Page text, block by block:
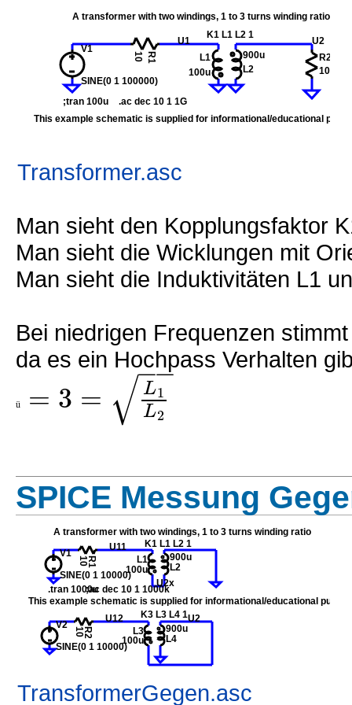
Transformer.asc
Man sieht den Kopplungsfaktor
Man sieht die Wicklungen mit
Man sieht die Induktivitäten L1
Bei niedrigen Frequenzen
da es ein Hochpass Verhalten
ü = 3 = L1
L2
−−
√
SPICE Messung
TransformerGegen.asc